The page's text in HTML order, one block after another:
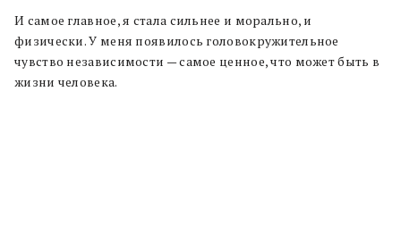
И самое главное, я стала сильнее и морально, и
физически. У меня появилось головокружительное
чувство независимости — самое ценное, что может быть в
жизни человека.